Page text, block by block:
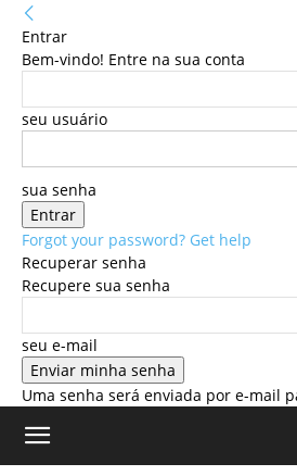
Entrar
Bem-vindo! Entre na sua conta
seu usuário
sua senha
Forgot your password? Get help
Recuperar senha
Recupere sua senha
seu e-mail
Uma senha será enviada por e-mail